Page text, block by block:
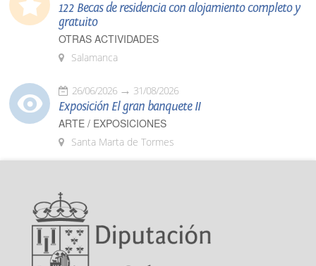
122 Becas de residencia con alojamiento completo y
gratuito
OTRAS ACTIVIDADES
Salamanca
26/06/2026 31/08/2026
Exposición El gran banquete II
ARTE / EXPOSICIONES
Santa Marta de Tormes